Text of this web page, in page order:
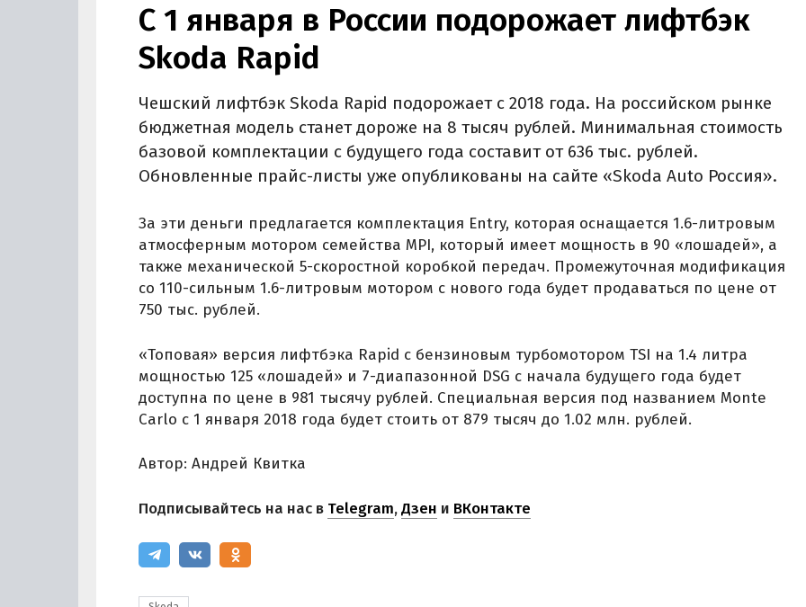
С 1 января в России подорожает лифтбэк
Skoda Rapid
Чешский лифтбэк Skoda Rapid подорожает с 2018 года. На российском рынке
бюджетная модель станет дороже на 8 тысяч рублей. Минимальная стоимость
базовой комплектации с будущего года составит от 636 тыс. рублей.
Обновленные прайс-листы уже опубликованы на сайте «Skoda Auto Россия».
За эти деньги предлагается комплектация Entry, которая оснащается 1.6-литровым
атмосферным мотором семейства MPI, который имеет мощность в 90 «лошадей», а
также механической 5-скоростной коробкой передач. Промежуточная модификация
со 110-сильным 1.6-литровым мотором с нового года будет продаваться по цене от
750 тыс. рублей.
«Топовая» версия лифтбэка Rapid с бензиновым турбомотором TSI на 1.4 литра
мощностью 125 «лошадей» и 7-диапазонной DSG с начала будущего года будет
доступна по цене в 981 тысячу рублей. Специальная версия под названием Monte
Carlo с 1 января 2018 года будет стоить от 879 тысяч до 1.02 млн. рублей.
Автор: Андрей Квитка
Подписывайтесь на нас в Telegram,Дзен и ВКонтакте